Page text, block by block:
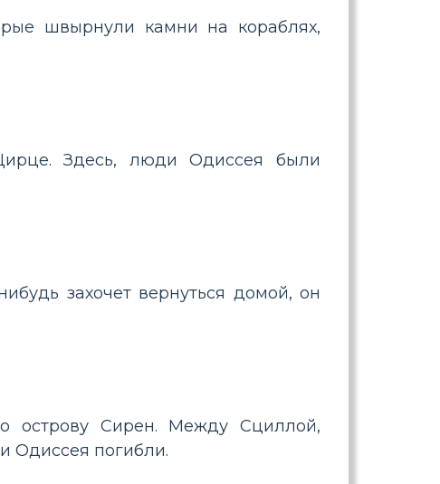
швырнули камни на кораблях,
Здесь, люди Одиссея были
захочет вернуться домой, он
острову Сирен. Между Сциллой,
Одиссея погибли.